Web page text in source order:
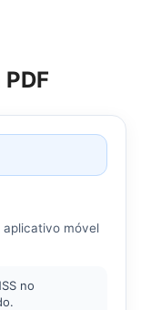
aplicativo móvel
no